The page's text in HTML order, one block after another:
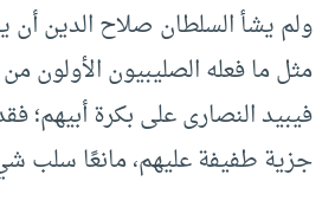
ولم يشأ السلطان صلاح الدين أن
مثل ما فعله الصليبيون
فيبيد النصارى على بكرة أبيهم؛
جزية طفيفة عليهم، مانعًا سلب